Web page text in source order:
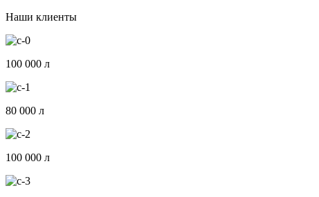
Наши клиенты
100 000 л
80 000 л
100 000 л